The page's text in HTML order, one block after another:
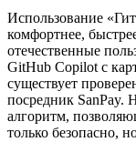
Использование
комфортнее,
отечественные
GitHub Copilot с
существует
посредник SanPay.
алгоритм,
только безопасно,